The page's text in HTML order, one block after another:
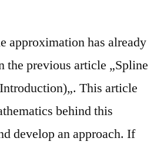
approximation has already
the previous article „Spline
This article
behind this
develop an approach. If